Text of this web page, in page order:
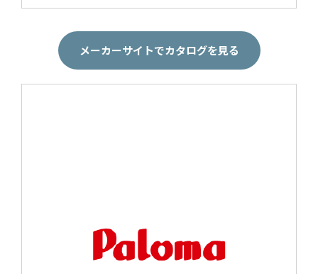
メーカーサイトでカタログを見る